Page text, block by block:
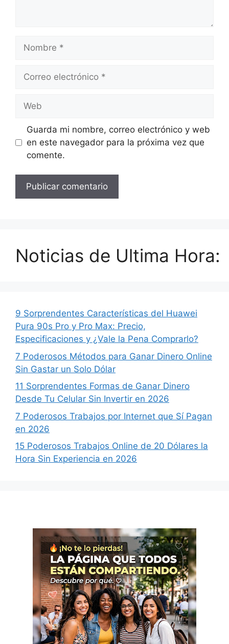
electrónico
Guarda mi nombre, correo electrónico y web
en este navegador para la próxima vez que
comente.
Noticias de Ultima Hora:
9 Sorprendentes Características del Huawei
Pura 90s Pro y Pro Max: Precio,
Especificaciones y ¿Vale la Pena Comprarlo?
7 Poderosos Métodos para Ganar Dinero Online
Sin Gastar un Solo Dólar
11 Sorprendentes Formas de Ganar Dinero
Desde Tu Celular Sin Invertir en 2026
7 Poderosos Trabajos por Internet que Sí Pagan
en 2026
15 Poderosos Trabajos Online de 20 Dólares la
Hora Sin Experiencia en 2026